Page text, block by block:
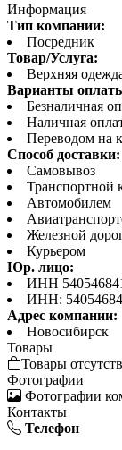
Информация
Тип компании:
Посредник
Товар/Услуга:
Верхняя
Варианты
Безналичная
Наличная
Переводом на
Способ доставки:
Самовывоз
Транспортной
Автомобилем
Железной
Курьером
Юр. лицо:
ИНН
ИНН:
Адрес компании:
Новосибирск
Товары
Товары
Фотографии
Фотографии
Контакты
Телефон